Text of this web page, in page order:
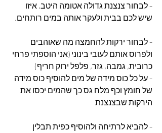
- לבחור צנצנת גדולה אטומה היטב, איזו
שיש לכם בבית ולעקר אותה במים רותחים.
- לבחור ירקות להחמצה מה שאוהבים
ולפרוס אותם לעובי בינוני (אני הוספתי פרחי
כרובית, גמבה, גזר, פלפל ירוק חריף)
- על כל כוס מידה של מים להוסיף כוס מידה
של חומץ וכף מלח גס כך שהמים יכסו את
הירקות שבצנצנת
- להביא לרתיחה ולהוסיף כפית תבלין